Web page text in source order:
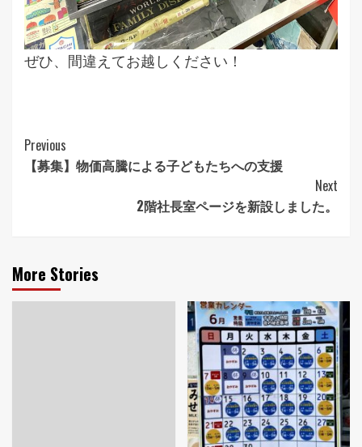
ぜひ、間違えてお越しください！
Continue
Reading
Previous
【募集】物価高騰による子どもたちへの支援
Next
2階社長室ページを新設しました。
More Stories